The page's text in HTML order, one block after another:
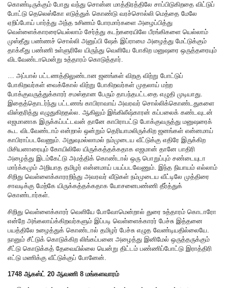
கொண்டிருக்கும் போது வந்து சொன்ன மாத்திரத்திலே சாப்பிடுகிறதை விட்டுப்
போட்டு தெலெஸ்கோ எடுத்துக் கொண்டு வரச்சொல்லி மெத்தை மேலே
ஏறிப்போய் பார்த்து அந்த உசிணம் போரமார்களை அழைப்பித்து
வெள்ளைக்காரரையெல்லாம் சேர்த்து கடற்கரையிலே பீரங்கிகளை யெல்லாம்
முஸ்தீது பண்ணச் சொல்லி அனுப்பி ஷேக் இப்ராமை அழைத்து மேட்டுக்கும்
தாக்கீது பண்ணி உள்ளுரிலே யிருந்து வெளியே போகிற மனுஷரை ஒருத்தரையும்
விடவேண்டாமென்று உத்தாரம் கொடுத்தார்.
… அப்பால் பட்டணத்திலுண்டான ஜனங்கள் விறகு விற்று போட்டுப்
போகிறவர்கள் வைக்கோல் விற்று போகிறவர்கள் முதலாய் மற்ற
போக்குவருத்துக்காரர் சமஸ்தான பேரும் தாபந்தபட்டதை எழுதி முடியாது.
இதைத்தொடர்ந்து பட்டணங் காபிராவாய் அவரவர் சொல்லிக்கொண்டதுகளை
விஸ்தரித்து எழுதுகிறதல்ல. ஆகிலும் இங்கிலீஷ்காரன் கப்பலைக் கண்டவுடன்
எஜமானாக இருக்கப்பட்டவன் தானே காபிராபட்டு போக்குவருத்து மனுஷரைக்
கூட விடவேண்டாம் என்றால் ஒன்றும் தெரியாமலிருக்கிற ஜனங்கள் என்னமாய்
காபிராப்படவேணும். அதுவுமல்லாமல் நம்முடைய வீட்டுக்கு எதிரே இருக்கிற
மிசியனாரையும் கோயிலிலே யிருக்கத்தக்கதாக எஜமான் தானே பாதிரி
அழைத்து இடம்கேட்டு அமத்திக் கொண்டால் ஒரு பொறுப்பும் சண்டையுடா
மார்க்கமும் அறியாத தமிழர் என்னமாய் பயப்படவேணும். இந்த நியாயம் எல்லாம்
சிறிது வெள்ளைக்காரரறிந்து அவரவர் வீடுகள் நம்முடைய வீட்டிலே முத்திரை
சாவடிக்கு மேற்கே யிருக்கத்தக்கதாக யோசனைபண்ணி தீர்த்துக்
கொண்டார்கள்.
சிறிது வெள்ளைக்காரர் வெளியே போவோமென்றால் துரை உத்தாரம் கொடாரோ
என்றே அங்கலாய்க்கிறவர்களும் இப்படி வெள்ளைக்காரர் பேச்சு இத்தனை
பயத்திலே உழைத்துக் கொண்டால் தமிழர் பேச்சு எழுத வேண்டியதில்லையே.
நானும் சீட்டுக் கொடுக்கிற லிங்கப்பனை அழைத்து இனிமேல் ஒருத்தருக்கும்
சீட்டு கொடுக்கத் தேவையில்லை யென்று திட்டம் பண்ணிப்போட்டு இராத்திரி
எட்டு மணிக்கு வீட்டுக்குப் போனேன்.
1748 ஆகஸ்ட் 20 ஆவணி 8 மங்களவாரம்